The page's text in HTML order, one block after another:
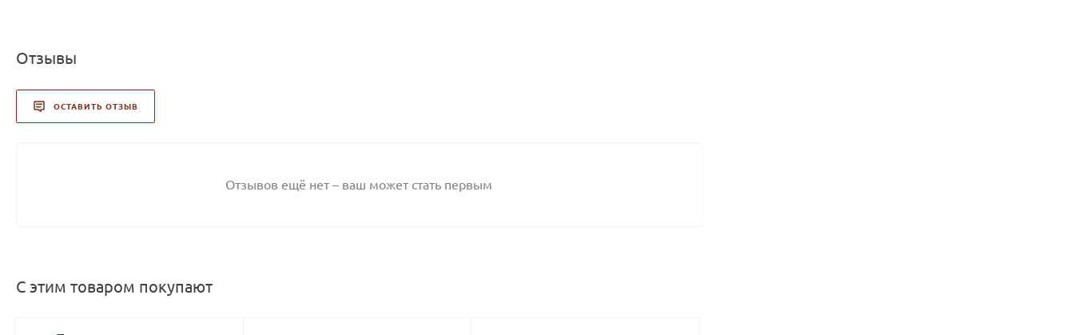
Отзывы
ОСТАВИТЬ ОТЗЫВ
Отзывов ещё нет – ваш может стать первым
С этим товаром покупают